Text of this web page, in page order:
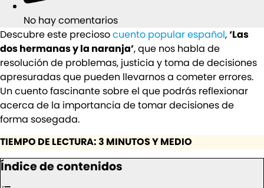
No hay comentarios
Descubre este preciosocuento popular español,‘Las
dos hermanas y la naranja’, que nos habla de
resolución de problemas, justicia y toma de decisiones
apresuradas que pueden llevarnos a cometer errores.
Un cuento fascinante sobre el que podrás reflexionar
acerca de la importancia de tomar decisiones de
forma sosegada.
TIEMPO DE LECTURA: 3 MINUTOS Y MEDIO
Índice de contenidos